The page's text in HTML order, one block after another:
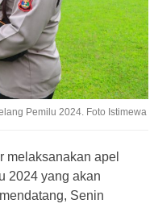
Pemilu 2024. Foto Istimewa
melaksanakan apel
2024 yang akan
Senin